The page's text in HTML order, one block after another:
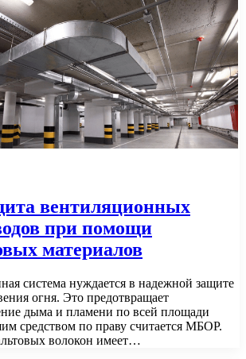
вентиляционных
при помощи
материалов
система нуждается в надежной защите
огня. Это предотвращает
дыма и пламени по всей площади
средством по праву считается МБОР.
волокон имеет…